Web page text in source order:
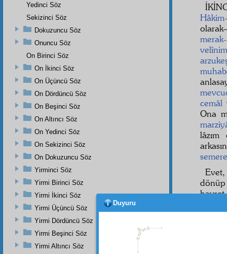
cemâl
Ona
semere
Yedinci Söz
Sekizinci Söz
Dokuzuncu Söz
Onuncu Söz
On Birinci Söz
On İkinci Söz
On Üçüncü Söz
On Dördüncü Söz
On Beşinci Söz
On Altıncı Söz
On Yedinci Söz
On Sekizinci Söz
On Dokuzuncu Söz
Yirminci Söz
Yirmi Birinci Söz
Yirmi İkinci Söz
Yirmi Üçüncü Söz
Yirmi Dördüncü Söz
Yirmi Beşinci Söz
Yirmi Altıncı Söz
Duyuru